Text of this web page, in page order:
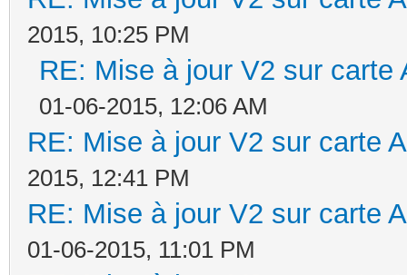
2015, 10:25 PM
RE: Mise à jour V2 sur carte
01-06-2015, 12:06 AM
RE: Mise à jour V2 sur carte
2015, 12:41 PM
RE: Mise à jour V2 sur carte
01-06-2015, 11:01 PM